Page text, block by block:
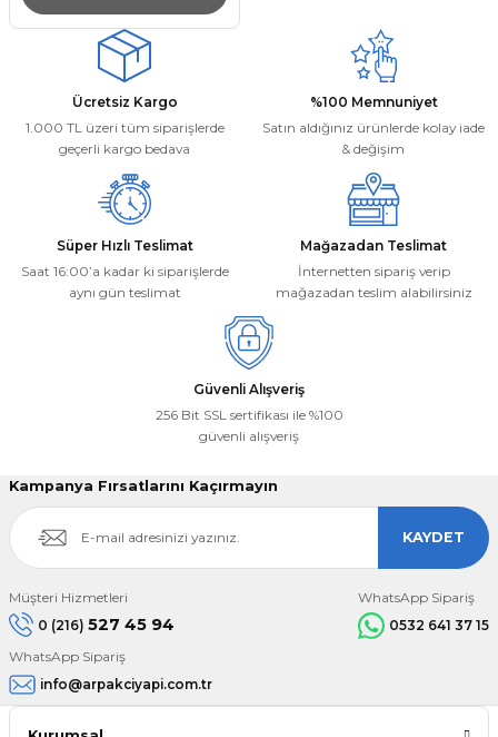
Ücretsiz Kargo
1.000 TL üzeri tüm siparişlerde
geçerli kargo bedava
%100 Memnuniyet
Satın aldığınız ürünlerde kolay iade
& değişim
Süper Hızlı Teslimat
Saat 16:00’a kadar ki siparişlerde
aynı gün teslimat
Mağazadan Teslimat
İnternetten sipariş verip
mağazadan teslim alabilirsiniz
Güvenli Alışveriş
256 Bit SSL sertifikası ile %100
güvenli alışveriş
Kampanya Fırsatlarını Kaçırmayın
KAYDET
Müşteri Hizmetleri
0 (216) 527 45 94
WhatsApp Sipariş
0532 641 37 15
WhatsApp Sipariş
info@arpakciyapi.com.tr